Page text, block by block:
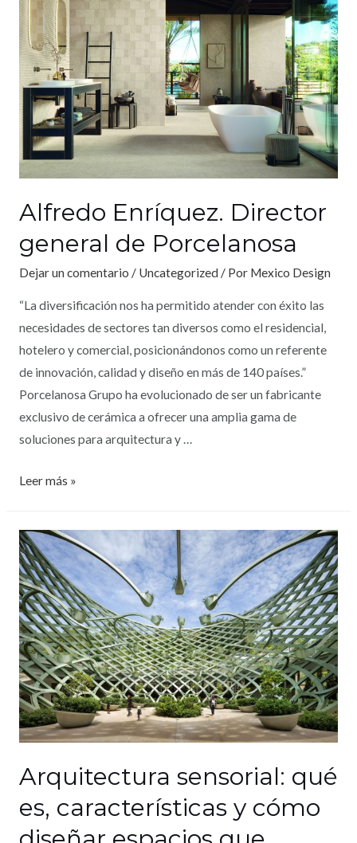
Alfredo Enríquez. Director
general de Porcelanosa
Dejar un comentario / Uncategorized / Por Mexico Design
“La diversificación nos ha permitido atender con éxito las
necesidades de sectores tan diversos como el residencial,
hotelero y comercial, posicionándonos como un referente
de innovación, calidad y diseño en más de 140 países.”
Porcelanosa Grupo ha evolucionado de ser un fabricante
exclusivo de cerámica a ofrecer una amplia gama de
soluciones para arquitectura y …
Leer más »
Arquitectura sensorial: qué
es, características y cómo